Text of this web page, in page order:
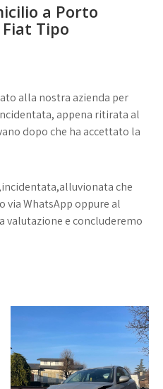
a Porto
Tipo
alla nostra azienda per
appena ritirata al
dopo che ha accettato la
che
via WhatsApp oppure al
valutazione e concluderemo